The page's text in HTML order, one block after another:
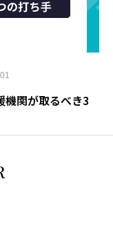
機関が取るべき3